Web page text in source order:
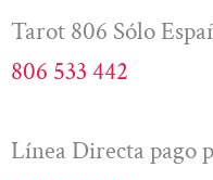
Tarot 806 Sólo
806 533 442
Línea Directa pago